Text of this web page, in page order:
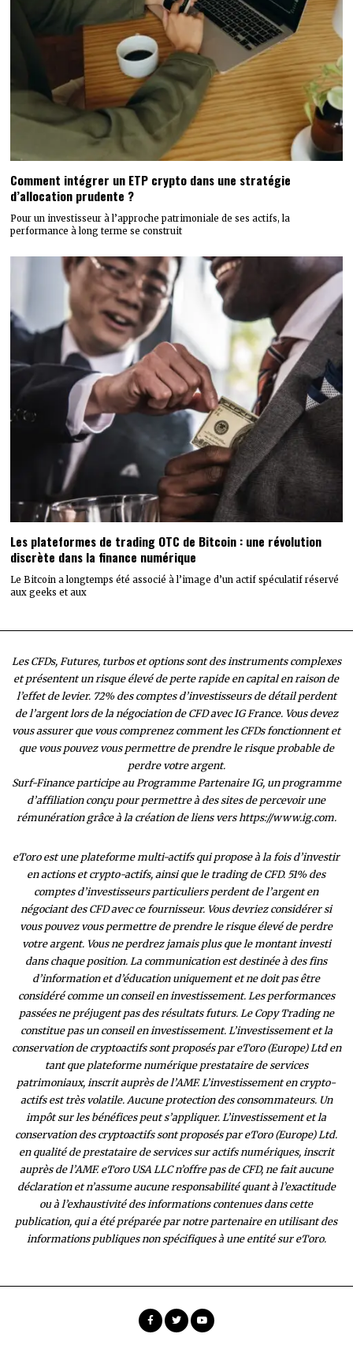
Comment intégrer un ETP crypto dans une stratégie
d’allocation prudente ?
Pour un investisseur à l’approche patrimoniale de ses actifs, la
performance à long terme se construit
Les plateformes de trading OTC de Bitcoin : une révolution
discrète dans la finance numérique
Le Bitcoin a longtemps été associé à l’image d’un actif spéculatif réservé
aux geeks et aux
Les CFDs, Futures, turbos et options sont des instruments complexes
et présentent un risque élevé de perte rapide en capital en raison de
l’effet de levier. 72% des comptes d’investisseurs de détail perdent
de l’argent lors de la négociation de CFD avec IG France. Vous devez
vous assurer que vous comprenez comment les CFDs fonctionnent et
que vous pouvez vous permettre de prendre le risque probable de
perdre votre argent.
Surf-Finance participe au Programme Partenaire IG, un programme
d’affiliation conçu pour permettre à des sites de percevoir une
rémunération grâce à la création de liens vers https://www.ig.com.
eToro est une plateforme multi-actifs qui propose à la fois d’investir
en actions et crypto-actifs, ainsi que le trading de CFD. 51% des
comptes d’investisseurs particuliers perdent de l’argent en
négociant des CFD avec ce fournisseur. Vous devriez considérer si
vous pouvez vous permettre de prendre le risque élevé de perdre
votre argent. Vous ne perdrez jamais plus que le montant investi
dans chaque position. La communication est destinée à des fins
d’information et d’éducation uniquement et ne doit pas être
considéré comme un conseil en investissement. Les performances
passées ne préjugent pas des résultats futurs. Le Copy Trading ne
constitue pas un conseil en investissement. L’investissement et la
conservation de cryptoactifs sont proposés par eToro (Europe) Ltd en
tant que plateforme numérique prestataire de services
patrimoniaux, inscrit auprès de l’AMF. L’investissement en crypto-
actifs est très volatile. Aucune protection des consommateurs. Un
impôt sur les bénéfices peut s’appliquer. L’investissement et la
conservation des cryptoactifs sont proposés par eToro (Europe) Ltd.
en qualité de prestataire de services sur actifs numériques, inscrit
auprès de l’AMF. eToro USA LLC n’offre pas de CFD, ne fait aucune
déclaration et n’assume aucune responsabilité quant à l’exactitude
ou à l’exhaustivité des informations contenues dans cette
publication, qui a été préparée par notre partenaire en utilisant des
informations publiques non spécifiques à une entité sur eToro.